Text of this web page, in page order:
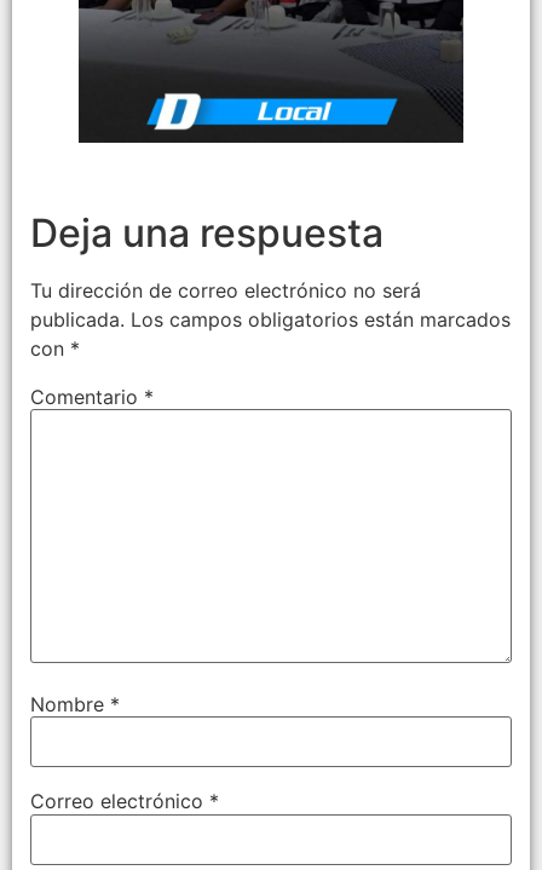
Deja una respuesta
Tu dirección de correo electrónico no será
publicada. Los campos obligatorios están marcados
con *
Comentario *
Nombre *
Correo electrónico *